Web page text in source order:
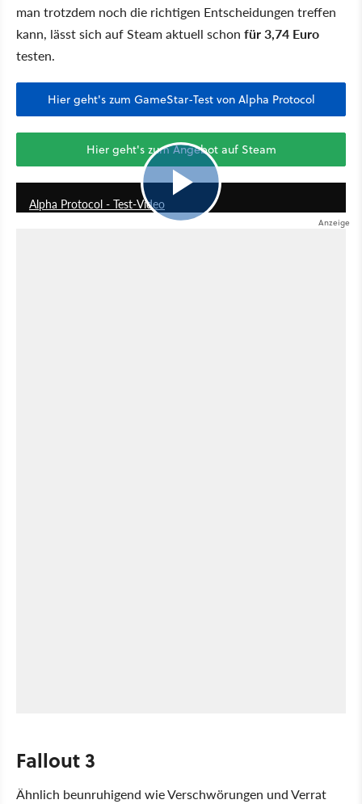
man trotzdem noch die richtigen Entscheidungen treffen
kann, lässt sich auf Steam aktuell schon für 3,74 Euro
testen.
Hier geht's zum GameStar-Test von Alpha Protocol
Hier geht's zum Angebot auf Steam
6:40
Alpha Protocol - Test-Video
Fallout 3
Ähnlich beunruhigend wie Verschwörungen und Verrat